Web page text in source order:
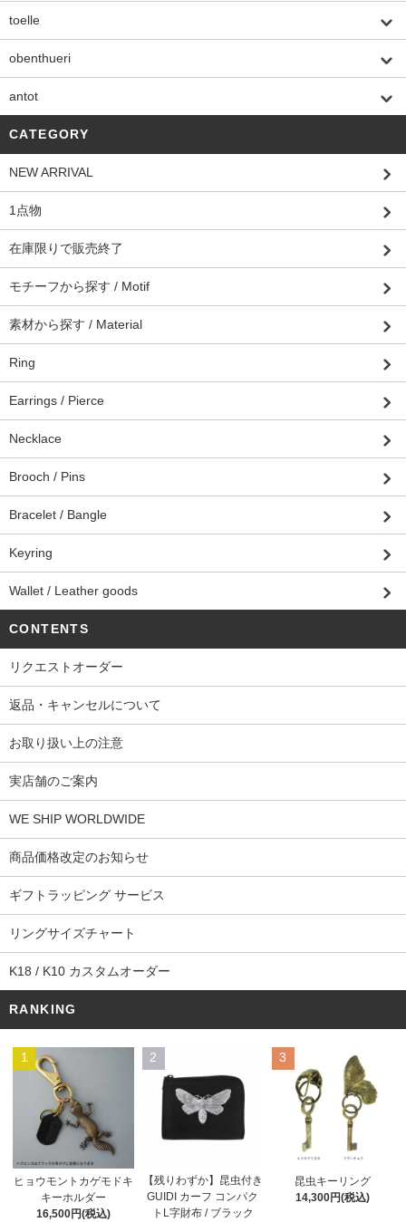
toelle
obenthueri
antot
CATEGORY
NEW ARRIVAL
1点物
在庫限りで販売終了
モチーフから探す / Motif
素材から探す / Material
Ring
Earrings / Pierce
Necklace
Brooch / Pins
Bracelet / Bangle
Keyring
Wallet / Leather goods
CONTENTS
リクエストオーダー
返品・キャンセルについて
お取り扱い上の注意
実店舗のご案内
WE SHIP WORLDWIDE
商品価格改定のお知らせ
ギフトラッピング サービス
リングサイズチャート
K18 / K10 カスタムオーダー
RANKING
1
ヒョウモントカゲモドキ
キーホルダー
16,500円(税込)
2
【残りわずか】昆虫付き
GUIDI カーフ コンパク
トL字財布 / ブラック
3
昆虫キーリング
14,300円(税込)